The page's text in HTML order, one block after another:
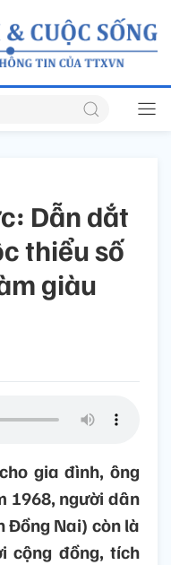
Dẫn dắt
thiểu số
giàu
gia đình, ông
1968, người dân
Đồng Nai) còn là
cộng đồng, tích